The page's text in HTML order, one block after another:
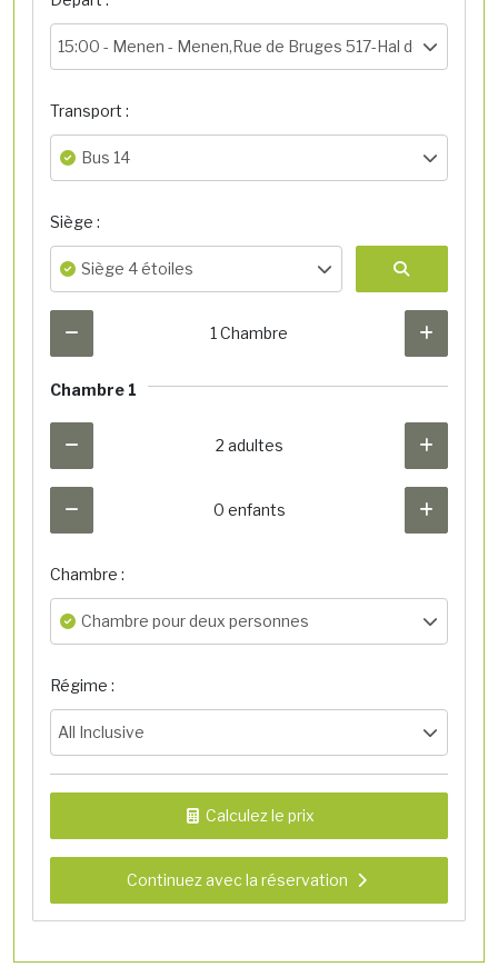
15:00 - Menen - Menen,Rue de Bruges 517-Hal de départ
Transport :
Bus 14
Siège :
Siège 4 étoiles
1 Chambre
Chambre 1
2 adultes
0 enfants
Chambre :
Chambre pour deux personnes
Régime :
All Inclusive
Calculez le prix
Continuez avec la réservation